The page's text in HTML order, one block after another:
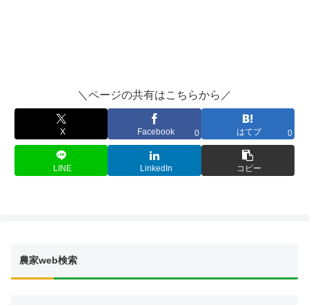
＼ページの共有はこちらから／
X Facebook 0 はてブ 0
LINE LinkedIn コピー
農家web検索